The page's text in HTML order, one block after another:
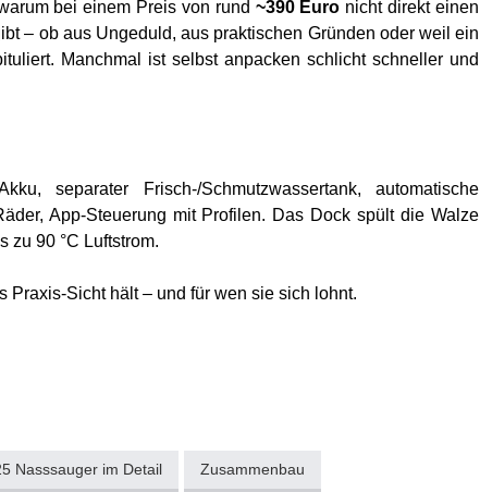
bei einem Preis von rund ~390 Euro nicht direkt einen
– ob aus Ungeduld, aus praktischen Gründen oder weil ein
Manchmal ist selbst anpacken schlicht schneller und
separater Frisch-/Schmutzwassertank, automatische
App-Steuerung mit Profilen. Das Dock spült die Walze
zu 90 °C Luftstrom.
Praxis-Sicht hält – und für wen sie sich lohnt.
Nasssauger im Detail Zusammenbau